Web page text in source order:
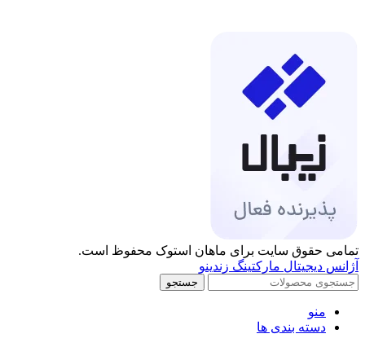
تمامی حقوق سایت برای ماهان استوک محفوظ است.
آژانس دیجیتال مارکتینگ زندینو
جستجو
منو
دسته بندی ها